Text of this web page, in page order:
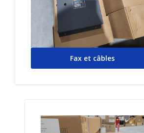
Fax et câbles